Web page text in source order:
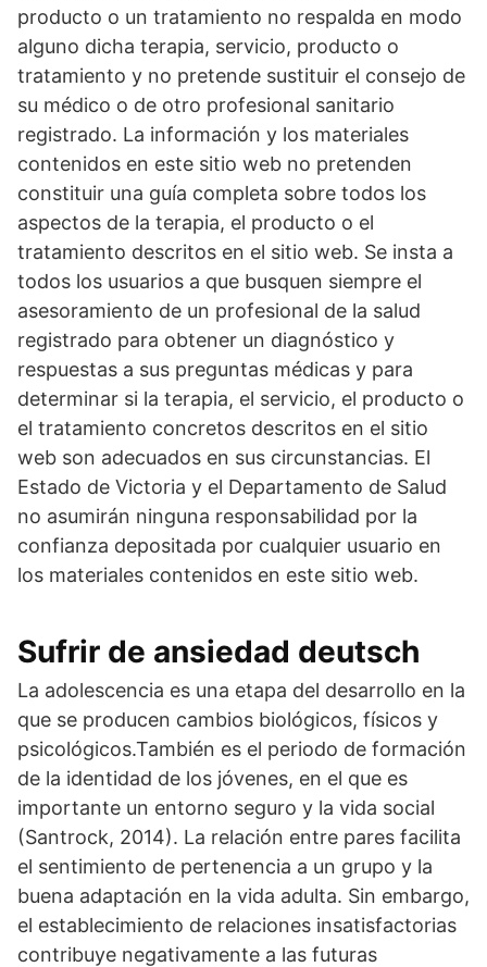
producto o un tratamiento no respalda en modo
alguno dicha terapia, servicio, producto o
tratamiento y no pretende sustituir el consejo de
su médico o de otro profesional sanitario
registrado. La información y los materiales
contenidos en este sitio web no pretenden
constituir una guía completa sobre todos los
aspectos de la terapia, el producto o el
tratamiento descritos en el sitio web. Se insta a
todos los usuarios a que busquen siempre el
asesoramiento de un profesional de la salud
registrado para obtener un diagnóstico y
respuestas a sus preguntas médicas y para
determinar si la terapia, el servicio, el producto o
el tratamiento concretos descritos en el sitio
web son adecuados en sus circunstancias. El
Estado de Victoria y el Departamento de Salud
no asumirán ninguna responsabilidad por la
confianza depositada por cualquier usuario en
los materiales contenidos en este sitio web.
Sufrir de ansiedad deutsch
La adolescencia es una etapa del desarrollo en la
que se producen cambios biológicos, físicos y
psicológicos.También es el periodo de formación
de la identidad de los jóvenes, en el que es
importante un entorno seguro y la vida social
(Santrock, 2014). La relación entre pares facilita
el sentimiento de pertenencia a un grupo y la
buena adaptación en la vida adulta. Sin embargo,
el establecimiento de relaciones insatisfactorias
contribuye negativamente a las futuras